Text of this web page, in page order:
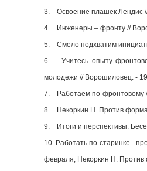
3. Освоение плашек Лендис
4. Инженеры – фронту //
5. Смело подхватим
6. Учитесь опыту
молодежи // Ворошиловец. -
7. Работаем по-фронтовому
8. Некоркин Н. Против
9. Итоги и перспективы.
10. Работать по старинке -
февраля; Некоркин Н. Против